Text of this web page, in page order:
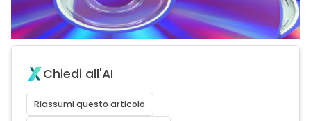
Chiedi all'AI
Riassumi questo articolo